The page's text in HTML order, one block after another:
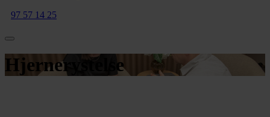
97 57 14 25
Hjernerystelse